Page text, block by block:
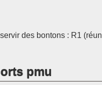
des bontons : R1
pmu